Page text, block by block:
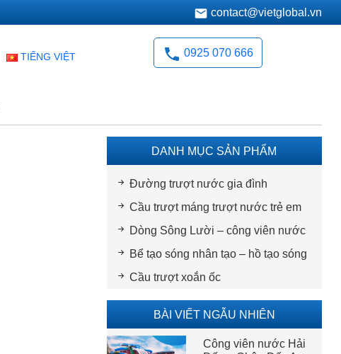
contact@vietglobal.vn
TIẾNG VIỆT 0925 070 666
DANH MỤC SẢN PHẨM
Đường trượt nước gia đình
Cầu trượt máng trượt nước trẻ em
Dòng Sông Lười – công viên nước
Bể tạo sóng nhân tạo – hồ tạo sóng
Cầu trượt xoắn ốc
BÀI VIẾT NGẪU NHIÊN
Công viên nước Hải